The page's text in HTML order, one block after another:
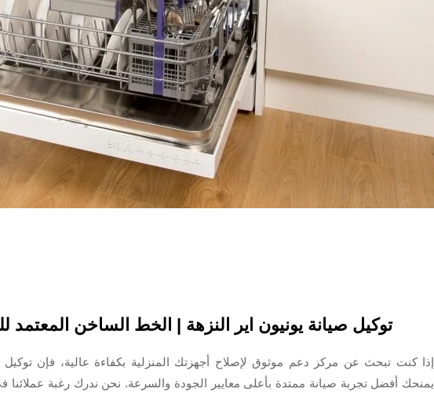
توكيل صيانة يونيون اير النزهة | الخط الساخن المعتمد
إذا كنت تبحث عن مركز دعم موثوق لإصلاح أجهزتك المنزلية بكفاءة عالية، فإن توكيل
يمنحك أفضل تجربة صيانة ممتدة بأعلى معايير الجودة والسرعة. نحن ندرك رغبة عملائنا